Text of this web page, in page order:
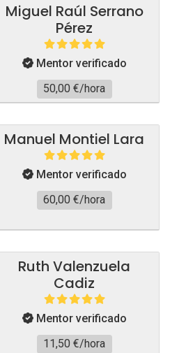
Miguel Raúl Serrano
Pérez
Mentor verificado
50,00 €/hora
Manuel Montiel Lara
Mentor verificado
60,00 €/hora
Ruth Valenzuela
Cadiz
Mentor verificado
11,50 €/hora